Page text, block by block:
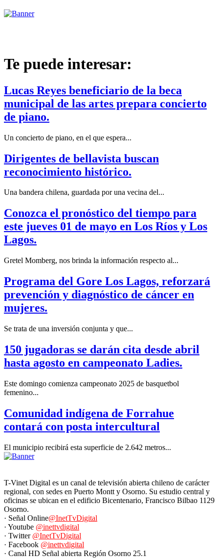
Te puede interesar:
Lucas Reyes beneficiario de la beca
municipal de las artes prepara concierto
de piano.
Un concierto de piano, en el que espera...
Dirigentes de bellavista buscan
reconocimiento histórico.
Una bandera chilena, guardada por una vecina del...
Conozca el pronóstico del tiempo para
este jueves 01 de mayo en Los Ríos y Los
Lagos.
Gretel Momberg, nos brinda la información respecto al...
Programa del Gore Los Lagos, reforzará
prevención y diagnóstico de cáncer en
mujeres.
Se trata de una inversión conjunta y que...
150 jugadoras se darán cita desde abril
hasta agosto en campeonato Ladies.
Este domingo comienza campeonato 2025 de basquetbol
femenino...
Comunidad indígena de Forrahue
contará con posta intercultural
El municipio recibirá esta superficie de 2.642 metros...
T-Vinet Digital es un canal de televisión abierta chileno de carácter
regional, con sedes en Puerto Montt y Osorno. Su estudio central y
oficinas se ubican en el edificio Bicentenario, Francisco Bilbao 1129
Osorno.
· Señal Online@InetTvDigital
· Youtube @inettvdigital
· Twitter @InetTvDigital
· Facebook @inettvdigital
· Canal HD Señal abierta Región Osorno 25.1